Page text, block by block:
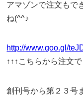
アマゾンで注文もで
ね(^^♪
http://www.goo.gl/
↑↑↑こちらから注文で
創刊号から第２３号